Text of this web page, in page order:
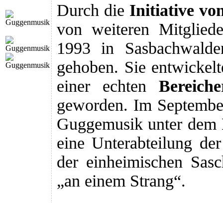
Durch die Initiative
von weiteren
1993 in
gehoben. Sie
einer echten
geworden. Im
Guggemusik unter
eine Unterabteilung
der einheimischen
„an einem Strang“.